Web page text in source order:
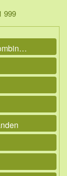
999
Indonesië, eilandcombinaties